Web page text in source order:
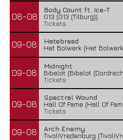
08-08
Body Count ft. Ice-T
013 (013 (Tilburg))
Tickets
09-08
Hatebreed
Het Bolwerk (Het
09-08
Midnight
Bibelot (Bibelot
Tickets
09-08
Spectral Wound
Hall Of Fame (Hall Of
Tickets
09-08
Arch Enemy
TivoliVredenburg